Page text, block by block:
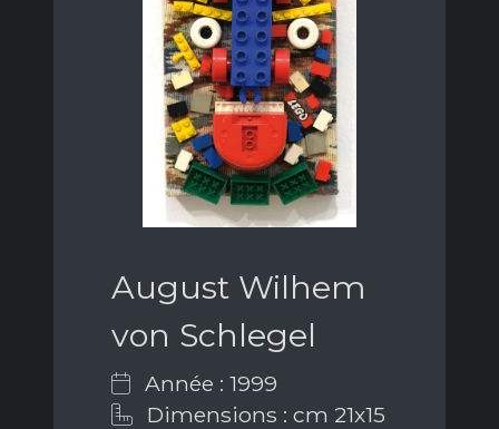
August Wilhem
von Schlegel
Année : 1999
Dimensions : cm 21x15